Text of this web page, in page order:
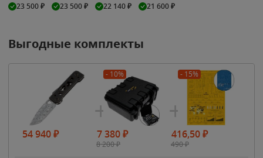
23 500₽ 23 500₽ 22 140₽ 21 600₽
Выгодные комплекты
54 940₽
- 10%
7 380₽
8 200₽
- 15%
416,50₽
490₽